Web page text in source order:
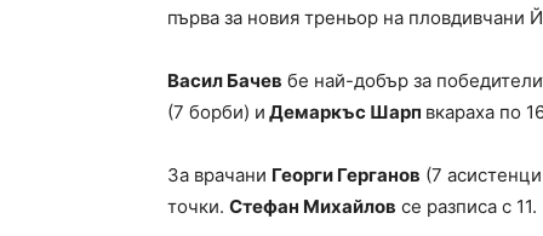
първа за новия треньор на пловдивчани
Васил Бачев бе най-добър за
(7 борби) и Демаркъс Шарп вкараха по
За врачани Георги Герганов (7
точки. Стефан Михайлов се разписа с 11.